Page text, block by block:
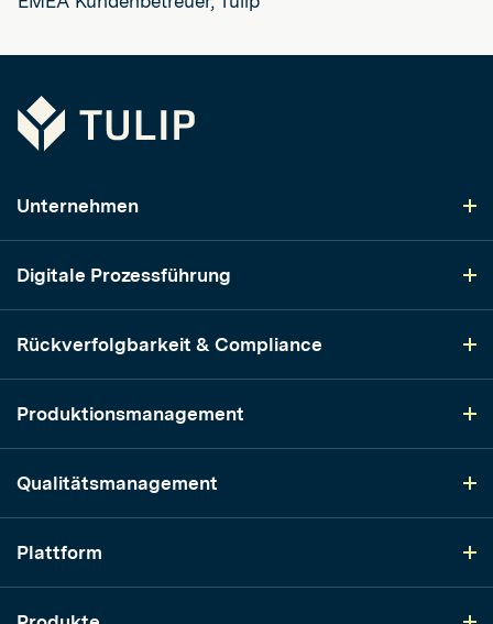
Tulip
Unternehmen
Digitale Prozessführung
Rückverfolgbarkeit & Compliance
Produktionsmanagement
Qualitätsmanagement
Plattform